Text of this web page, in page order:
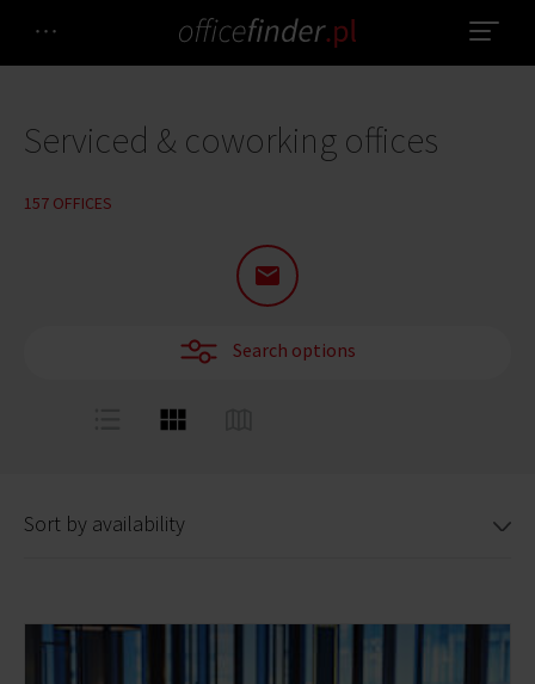
Serviced & coworking offices
157 OFFICES
Search options
Sort by availability